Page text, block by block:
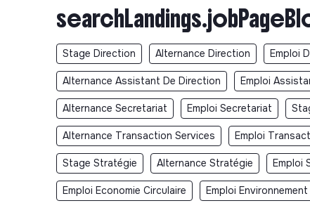
Stage Direction Alternance Direction Emploi
Alternance Assistant De Direction Emploi
Alternance Secretariat Emploi Secretariat
Alternance Transaction Services Emploi
Stage Stratégie Alternance Stratégie Emploi
Emploi Economie Circulaire Emploi Environnement